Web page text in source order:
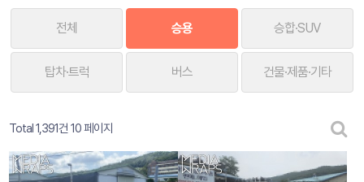
전체 승용 승합·SUV
탑차·트럭 버스 건물·제품·기타
Total 1,391건 10 페이지